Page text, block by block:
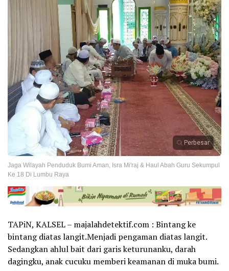
Perbesar
Jaga Wilayah Penduduk Bumi Aman, Isra Mi'raj & Haul Abah Guru Sekumpul
Ke 18 Di Lumbu Raya
TAPiN, KALSEL – majalahdetektif.com : Bintang ke
bintang diatas langit.Menjadi pengaman diatas langit.
Sedangkan ahlul bait dari garis keturunanku, darah
dagingku, anak cucuku memberi keamanan di muka bumi.